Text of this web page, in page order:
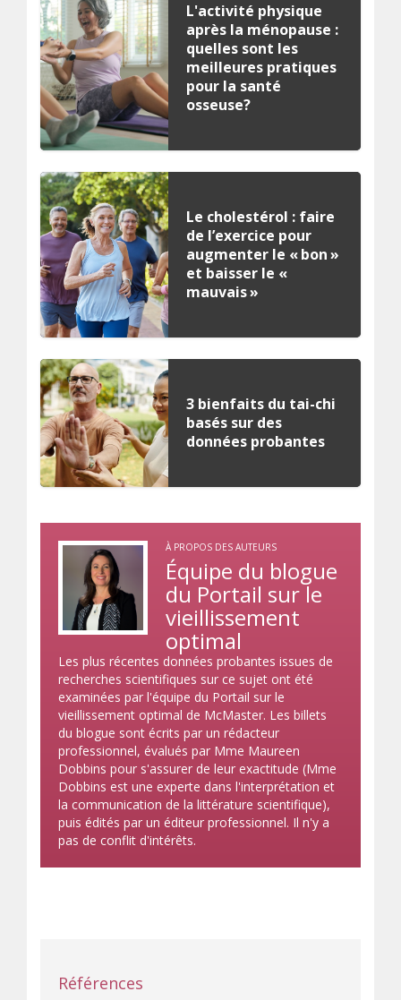
L'activité physique
après la ménopause :
quelles sont les
meilleures pratiques
pour la santé
osseuse?
Le cholestérol : faire
de l’exercice pour
augmenter le « bon »
et baisser le «
mauvais »
3 bienfaits du tai-chi
basés sur des
données probantes
À PROPOS DES AUTEURS
Équipe du blogue
du Portail sur le
vieillissement
optimal
Les plus récentes données probantes issues de
recherches scientifiques sur ce sujet ont été
examinées par l'équipe du Portail sur le
vieillissement optimal de McMaster. Les billets
du blogue sont écrits par un rédacteur
professionnel, évalués par Mme Maureen
Dobbins pour s'assurer de leur exactitude (Mme
Dobbins est une experte dans l'interprétation et
la communication de la littérature scientifique),
puis édités par un éditeur professionnel. Il n'y a
pas de conflit d'intérêts.
Références